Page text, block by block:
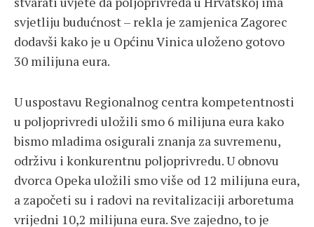
svjetliju budućnost – rekla je zamjenica Zagorec
dodavši kako je u Općinu Vinica uloženo gotovo
30 milijuna eura.
U uspostavu Regionalnog centra kompetentnosti
u poljoprivredi uložili smo 6 milijuna eura kako
bismo mladima osigurali znanja za suvremenu,
održivu i konkurentnu poljoprivredu. U obnovu
dvorca Opeka uložili smo više od 12 milijuna eura,
a započeti su i radovi na revitalizaciji arboretuma
vrijedni 10,2 milijuna eura. Sve zajedno, to je